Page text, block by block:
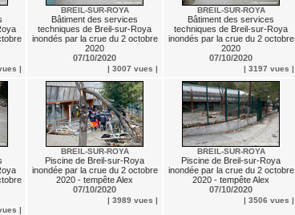
|
BREIL-SUR-ROYA
Bâtiment des services
techniques de Breil-sur-Roya
inondés par la crue du 2 octobre
2020
07/10/2020
| 3007 vues |
BREIL-SUR-ROYA
Bâtiment des services
techniques de Breil-sur-Roya
inondés par la crue du 2 octobre
2020
07/10/2020
| 3197 vues |
|
BREIL-SUR-ROYA
Piscine de Breil-sur-Roya
inondée par la crue du 2 octobre
2020 - tempête Alex
07/10/2020
| 3989 vues |
BREIL-SUR-ROYA
Piscine de Breil-sur-Roya
inondée par la crue du 2 octobre
2020 - tempête Alex
07/10/2020
| 3506 vues |